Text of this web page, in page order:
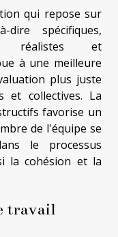
qui repose sur
dire spécifiques,
réalistes et
à une meilleure
plus juste
et collectives. La
favorise un
de l'équipe se
le processus
la cohésion et la
travail